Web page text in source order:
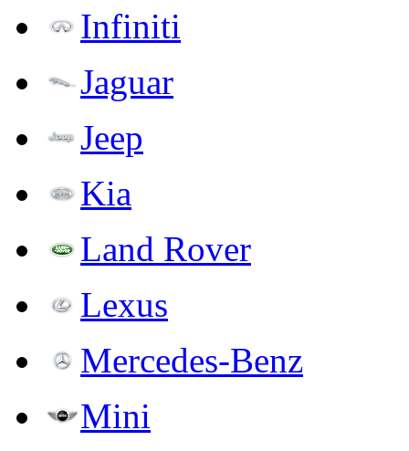
Infiniti
Jaguar
Jeep
Kia
Land Rover
Lexus
Mercedes-Benz
Mini